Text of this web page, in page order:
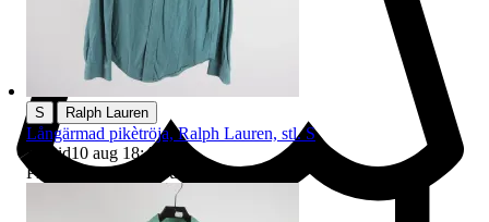
S Ralph Lauren
Långärmad pikètröja, Ralph Lauren, stl. S
Sluttid10 aug 18:43
Pris:
40 kr,Ledande bud